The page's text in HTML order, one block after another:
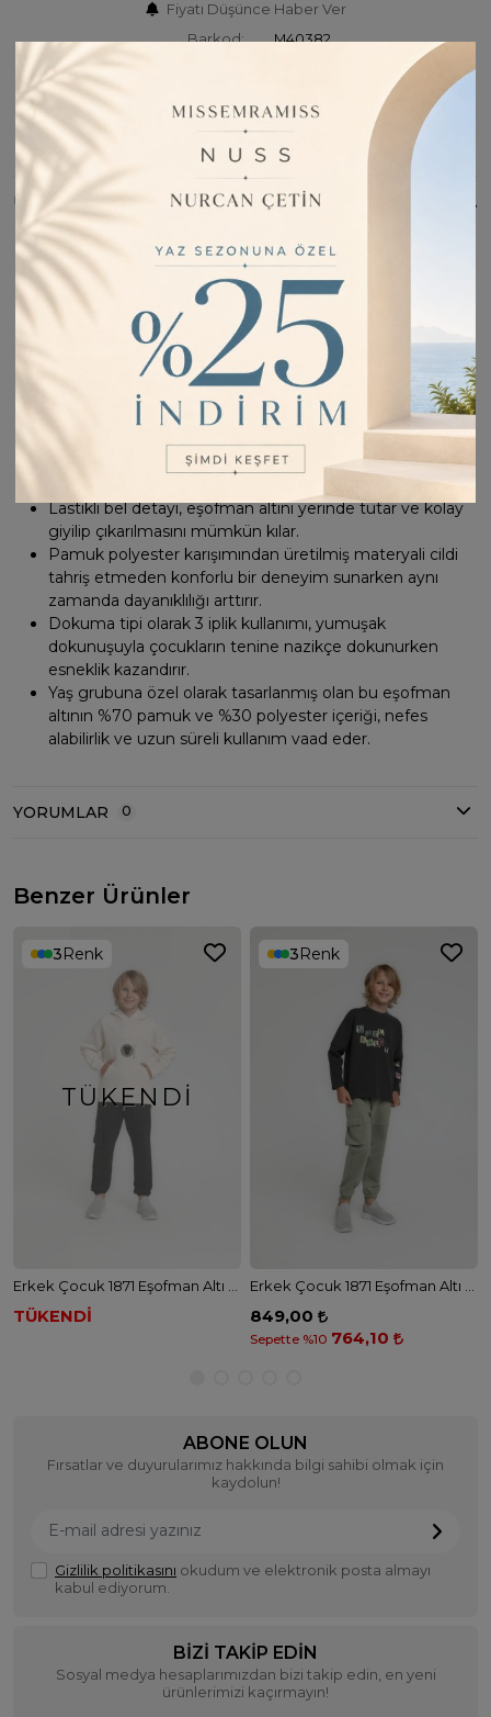
Fiyatı Düşünce Haber Ver
Barkod:
M40382
Kargo Bilgisi:
Bu Ürünü Paylaş
ÜRÜN BILGISI
Ayarlanabilir bel özelliği sayesinde çocuğunuzun vücut
hatlarına göre kolayca ayarlanabilir ve mükemmel
uyumu sağlar.
Homewear koleksiyonunun parçası olarak evde rahatlıkla
giyilebilecek tasarımla konfor sunar.
Düz kesimi ve uzun paça boyu ile modern bir siluet
çizerken jogger stilinin dinamikliğini yansıtır.
Ribanalı paça tipi sayesinde dayanıklı ve esnek yapıda
Çift cepli tasarımı, küçük eşyaların taşınmasında pratiklik
Lastikli bel detayı, eşofman altını yerinde tutar ve kolay
giyilip çıkarılmasını mümkün kılar.
Pamuk polyester karışımından üretilmiş materyali cildi
tahriş etmeden konforlu bir deneyim sunarken aynı
zamanda dayanıklılığı arttırır.
Dokuma tipi olarak 3 iplik kullanımı, yumuşak
dokunuşuyla çocukların tenine nazikçe dokunurken
esneklik kazandırır.
Yaş grubuna özel olarak tasarlanmış olan bu eşofman
altının %70 pamuk ve %30 polyester içeriği, nefes
alabilirlik ve uzun süreli kullanım vaad eder.
YORUMLAR 0
Benzer Ürünler
TÜKENDI
3Renk
TÜKENDİ
3Renk
849,00
Sepette %10 764,10
ABONE OLUN
Fırsatlar ve duyurularımız hakkında bilgi sahibi olmak için
kaydolun!
Gizlilik politikasını okudum ve elektronik posta almayı
kabul ediyorum.
BIZI TAKIP EDIN
Sosyal medya hesaplarımızdan bizi takip edin, en yeni
ürünlerimizi kaçırmayın!